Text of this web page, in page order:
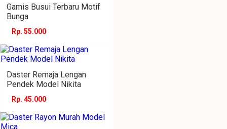
Gamis Busui Terbaru Motif
Bunga
Rp. 55.000
Daster Remaja Lengan
Pendek Model Nikita
Rp. 45.000